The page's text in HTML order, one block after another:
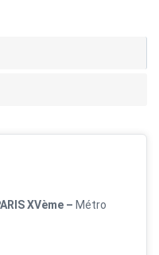
XVème – Métro